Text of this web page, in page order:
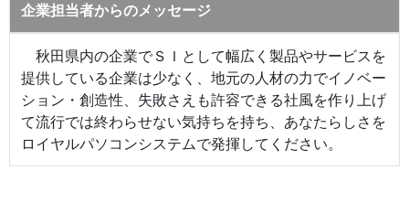
企業担当者からのメッセージ
秋田県内の企業でＳＩとして幅広く製品やサービスを
提供している企業は少なく、地元の人材の力でイノベー
ション・創造性、失敗さえも許容できる社風を作り上げ
て流行では終わらせない気持ちを持ち、あなたらしさを
ロイヤルパソコンシステムで発揮してください。